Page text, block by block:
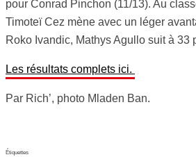
pour Conrad Pinchon (11/13). Au
Timoteï Cez mène avec un léger
Roko Ivandic, Mathys Agullo suit à 33
Les résultats complets ici.
Par Rich’, photo Mladen Ban.
Étiquettes